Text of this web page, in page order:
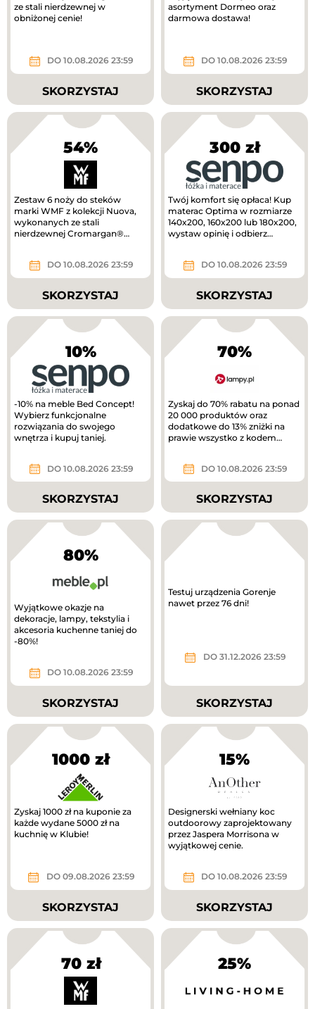
ze stali nierdzewnej w
obniżonej cenie!
DO 10.08.2026 23:59
SKORZYSTAJ
asortyment Dormeo oraz
darmowa dostawa!
DO 10.08.2026 23:59
SKORZYSTAJ
54%
Zestaw 6 noży do steków
marki WMF z kolekcji Nuova,
wykonanych ze stali
nierdzewnej Cromargan®
DO 10.08.2026 23:59
SKORZYSTAJ
300 zł
Twój komfort się opłaca! Kup
materac Optima w rozmiarze
140x200, 160x200 lub 180x200,
wystaw opinię i odbierz
DO 10.08.2026 23:59
SKORZYSTAJ
10%
-10% na meble Bed Concept!
Wybierz funkcjonalne
rozwiązania do swojego
wnętrza i kupuj taniej.
DO 10.08.2026 23:59
SKORZYSTAJ
70%
Zyskaj do 70% rabatu na ponad
20 000 produktów oraz
dodatkowe do 13% zniżki na
prawie wszystko z kodem
DO 10.08.2026 23:59
SKORZYSTAJ
80%
Wyjątkowe okazje na
dekoracje, lampy, tekstylia i
akcesoria kuchenne taniej do
-80%!
DO 10.08.2026 23:59
SKORZYSTAJ
Testuj urządzenia Gorenje
nawet przez 76 dni!
DO 31.12.2026 23:59
SKORZYSTAJ
1000 zł
Zyskaj 1000 zł na kuponie za
każde wydane 5000 zł na
kuchnię w Klubie!
DO 09.08.2026 23:59
SKORZYSTAJ
15%
Designerski wełniany koc
outdoorowy zaprojektowany
przez Jaspera Morrisona w
wyjątkowej cenie.
DO 10.08.2026 23:59
SKORZYSTAJ
70 zł 25%